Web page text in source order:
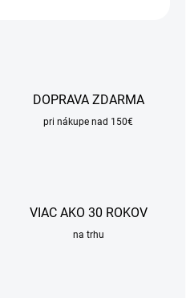
DOPRAVA ZDARMA
pri nákupe nad 150€
VIAC AKO 30 ROKOV
na trhu